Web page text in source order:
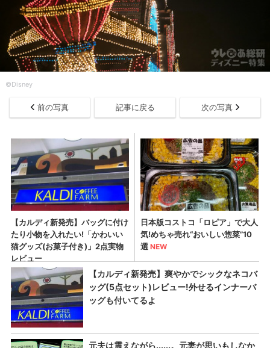
©Disney
前の写真 記事に戻る 次の写真